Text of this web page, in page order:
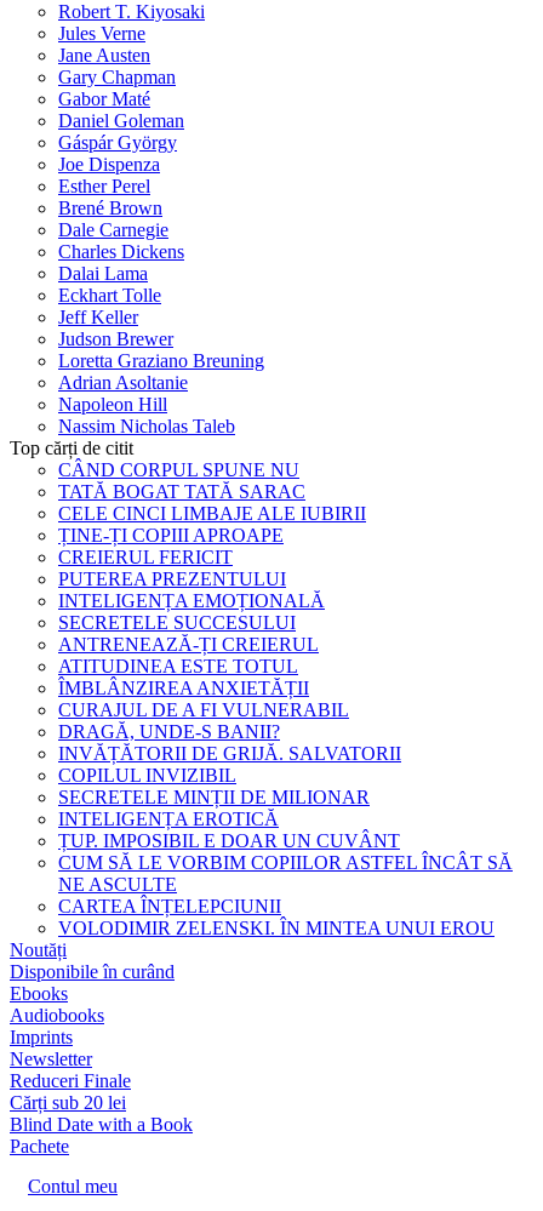
Robert T. Kiyosaki
Jules Verne
Jane Austen
Gary Chapman
Gabor Maté
Daniel Goleman
Gáspár György
Joe Dispenza
Esther Perel
Brené Brown
Dale Carnegie
Charles Dickens
Dalai Lama
Eckhart Tolle
Jeff Keller
Judson Brewer
Loretta Graziano Breuning
Adrian Asoltanie
Napoleon Hill
Nassim Nicholas Taleb
Top cărți de citit
CÂND CORPUL SPUNE NU
TATĂ BOGAT TATĂ SARAC
CELE CINCI LIMBAJE ALE IUBIRII
ȚINE-ȚI COPIII APROAPE
CREIERUL FERICIT
PUTEREA PREZENTULUI
INTELIGENȚA EMOȚIONALĂ
SECRETELE SUCCESULUI
ANTRENEAZĂ-ȚI CREIERUL
ATITUDINEA ESTE TOTUL
ÎMBLÂNZIREA ANXIETĂȚII
CURAJUL DE A FI VULNERABIL
DRAGĂ, UNDE-S BANII?
INVĂȚĂTORII DE GRIJĂ. SALVATORII
COPILUL INVIZIBIL
SECRETELE MINȚII DE MILIONAR
INTELIGENȚA EROTICĂ
ȚUP. IMPOSIBIL E DOAR UN CUVÂNT
CUM SĂ LE VORBIM COPIILOR ASTFEL ÎNCÂT SĂ
NE ASCULTE
CARTEA ÎNȚELEPCIUNII
VOLODIMIR ZELENSKI. ÎN MINTEA UNUI EROU
Noutăți
Disponibile în curând
Ebooks
Audiobooks
Imprints
Newsletter
Reduceri Finale
Cărți sub 20 lei
Blind Date with a Book
Pachete
Contul meu